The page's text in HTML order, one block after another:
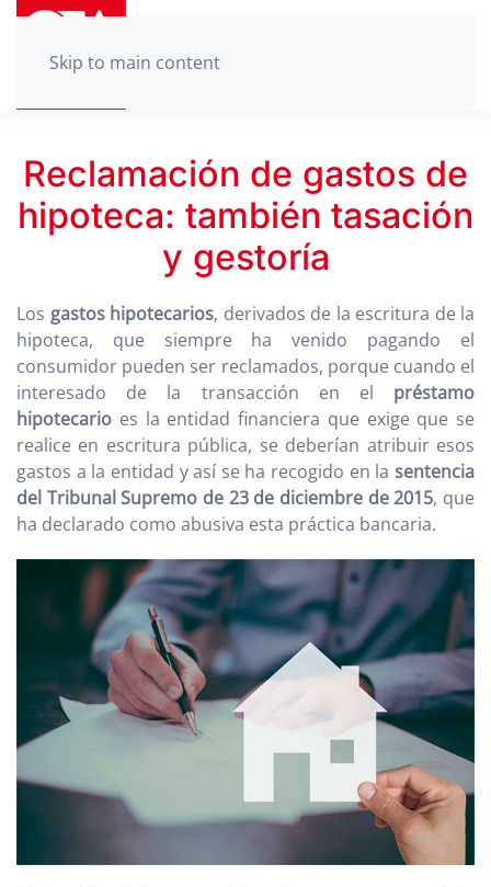
Skip to main content
Reclamación de gastos de
hipoteca: también tasación
y gestoría
Los gastos hipotecarios, derivados de la escritura de la
hipoteca, que siempre ha venido pagando el
consumidor pueden ser reclamados, porque cuando el
interesado de la transacción en el préstamo
hipotecario es la entidad financiera que exige que se
realice en escritura pública, se deberían atribuir esos
gastos a la entidad y así se ha recogido en la sentencia
del Tribunal Supremo de 23 de diciembre de 2015, que
ha declarado como abusiva esta práctica bancaria.